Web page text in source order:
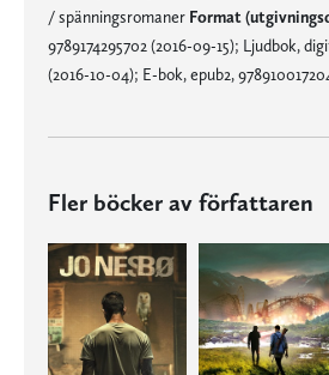
/ spänningsromaner Format
9789174295702 (2016-09-15); Ljudbok,
(2016-10-04); E-bok, epub2,
Fler böcker av författaren